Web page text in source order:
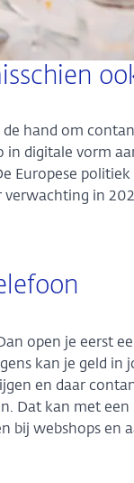
hand om
digitale vorm
Europese
verwachting in
open je eerst
kan je geld
en daar
Dat kan met een
bij webshops en